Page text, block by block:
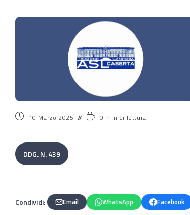
10 Marzo 2025 0 min di lettura
DDG. N. 439
Condividi: Email WhatsApp Facebook